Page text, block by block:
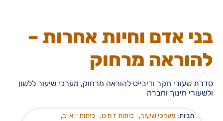
בני אדם וחיות אחרות –
להוראה מרחוק
סדרת שעורי חקר ודיבייט להוראה מרחוק, מערכי שיעור ללשון
ולשעורי חינוך וחברה
תגיות: מערכי שיעור, כיתות ז ח ט, כיתות י יא יב,